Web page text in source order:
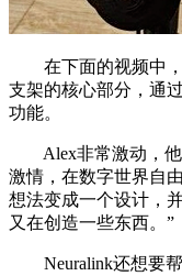
在下面的视频中，
支架的核心部分，通
功能。
Alex非常激动，他
激情，在数字世界自
想法变成一个设计，
又在创造一些东西。”
Neuralink还想要帮